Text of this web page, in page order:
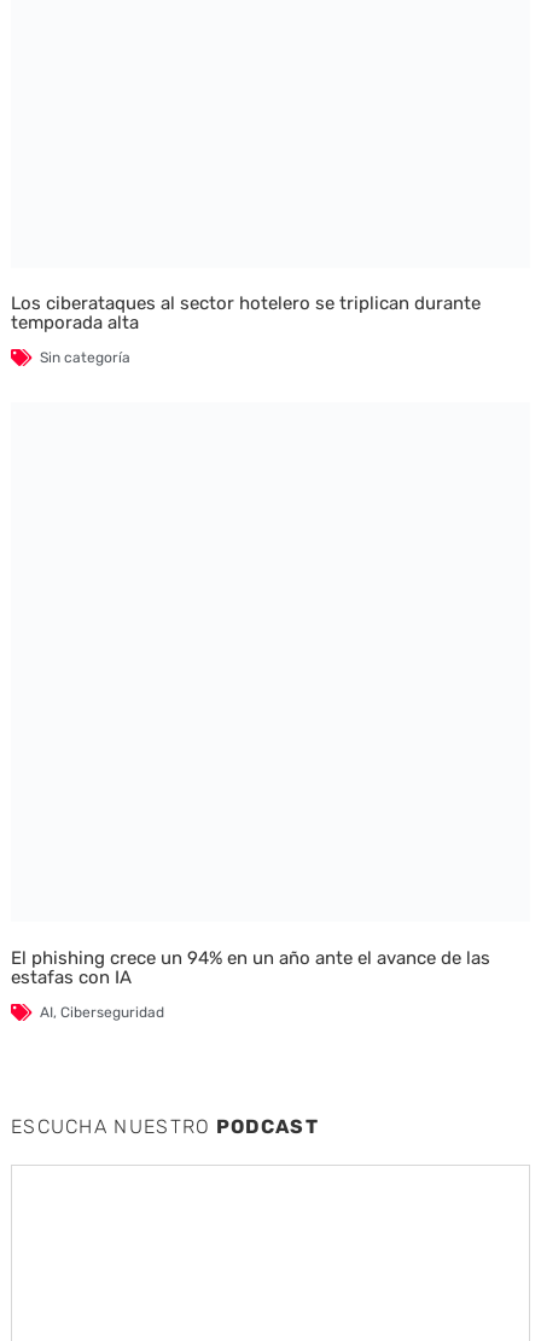
Los ciberataques al sector hotelero se triplican durante
temporada alta
Sin categoría
El phishing crece un 94% en un año ante el avance de las
estafas con IA
AI, Ciberseguridad
ESCUCHA NUESTRO PODCAST